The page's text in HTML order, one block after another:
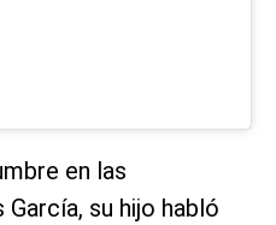
en las
su hijo habló